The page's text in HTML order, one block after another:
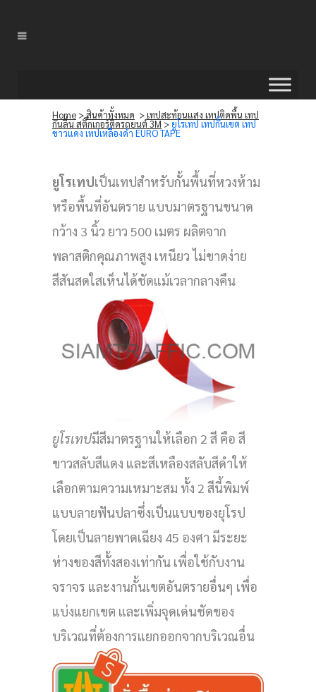
Home >สินค้าทั้งหมด >เทปสะท้อนแสง เทปติดพื้น เทป
กันลื่น สติ๊กเกอร์ติดรถยนต์ 3M>ยูโรเทป เทปกั้นเขต เทป
ขาวแดง เทปเหลืองดำ EURO TAPE
ยูโรเทปเป็นเทปสำหรับกั้นพื้นที่หวงห้าม
หรือพื้นที่อันตราย แบบมาตรฐานขนาด
กว้าง 3 นิ้ว ยาว 500 เมตร ผลิตจาก
พลาสติกคุณภาพสูง เหนียว ไม่ขาดง่าย
สีสันสดใสเห็นได้ชัดแม้เวลากลางคืน
ยูโรเทปมีสีมาตรฐานให้เลือก 2 สี คือ สี
ขาวสลับสีแดง และสีเหลืองสลับสีดำให้
เลือกตามความเหมาะสม ทั้ง 2 สีนี้พิมพ์
แบบลายฟันปลาซึ่งเป็นแบบของยุโรป
โดยเป็นลายพาดเฉียง 45 องศา มีระยะ
ห่างของสีทั้งสองเท่ากัน เพื่อใช้กับงาน
จราจร และงานกั้นเขตอันตรายอื่นๆ เพื่อ
แบ่งแยกเขต และเพิ่มจุดเด่นชัดของ
บริเวณที่ต้องการแยกออกจากบริเวณอื่น